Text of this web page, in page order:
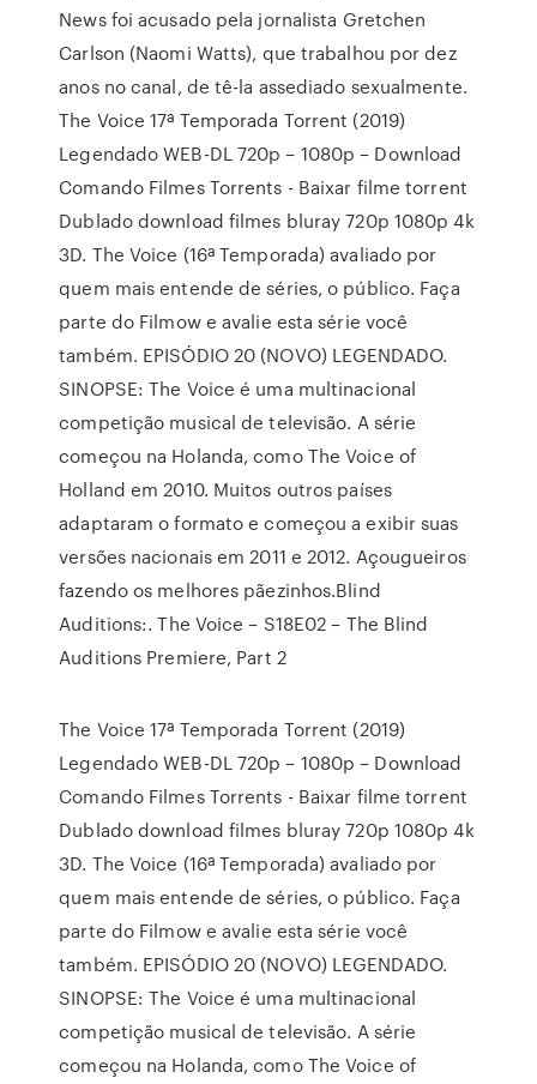
News foi acusado pela jornalista Gretchen
Carlson (Naomi Watts), que trabalhou por dez
anos no canal, de tê-la assediado sexualmente.
The Voice 17ª Temporada Torrent (2019)
Legendado WEB-DL 720p – 1080p – Download
Comando Filmes Torrents - Baixar filme torrent
Dublado download filmes bluray 720p 1080p 4k
3D. The Voice (16ª Temporada) avaliado por
quem mais entende de séries, o público. Faça
parte do Filmow e avalie esta série você
também. EPISÓDIO 20 (NOVO) LEGENDADO.
SINOPSE: The Voice é uma multinacional
competição musical de televisão. A série
começou na Holanda, como The Voice of
Holland em 2010. Muitos outros países
adaptaram o formato e começou a exibir suas
versões nacionais em 2011 e 2012. Açougueiros
fazendo os melhores pãezinhos.Blind
Auditions:. The Voice – S18E02 – The Blind
Auditions Premiere, Part 2
The Voice 17ª Temporada Torrent (2019)
Legendado WEB-DL 720p – 1080p – Download
Comando Filmes Torrents - Baixar filme torrent
Dublado download filmes bluray 720p 1080p 4k
3D. The Voice (16ª Temporada) avaliado por
quem mais entende de séries, o público. Faça
parte do Filmow e avalie esta série você
também. EPISÓDIO 20 (NOVO) LEGENDADO.
SINOPSE: The Voice é uma multinacional
competição musical de televisão. A série
começou na Holanda, como The Voice of